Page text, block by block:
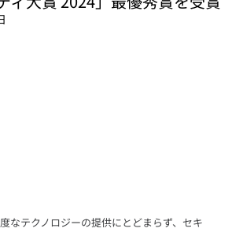
なテクノロジーの提供にとどまらず、セキ